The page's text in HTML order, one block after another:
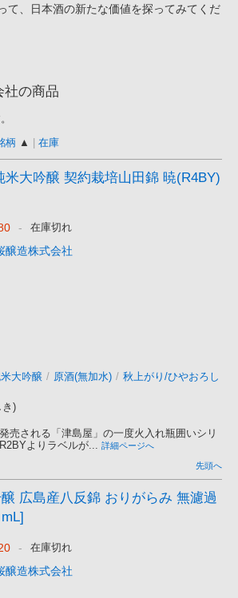
て、日本酒の新たな価値を探ってみてくだ
社の商品
柄 ▲ 在庫
米大吟醸 契約栽培山田錦 暁(R4BY)
- 在庫切れ
醸造株式会社
大吟醸 / 原酒(無加水) / 秋上がり/ひやおろし
き)
売される「津島屋」の一度火入れ瓶囲いシリ
よりラベルが... 詳細ページへ
先頭へ
広島産八反錦 おりがらみ 無濾過
- 在庫切れ
醸造株式会社